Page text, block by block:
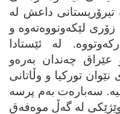
تیرۆریستانی داعش له‌
لێکه‌وتووه‌ته‌وه‌ و
له‌ ئێستادا
و عێراق چه‌ندان به‌ره‌و
تورکیا و وڵاتانی
سه‌باره‌ت به‌م پرسه‌
له‌ گه‌ڵ موه‌فه‌ق